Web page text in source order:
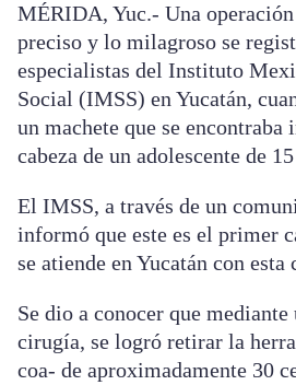
MÉRIDA, Yuc.- Una
preciso y lo milagroso se
especialistas del Instituto
Social (IMSS) en Yucatán,
un machete que se encontraba
cabeza de un adolescente de
El IMSS, a través de un
informó que este es el primer
se atiende en Yucatán con esta
Se dio a conocer que
cirugía, se logró retirar la
coa- de aproximadamente 30